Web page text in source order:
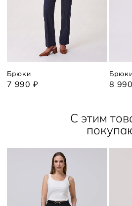
Брюки
7 990 ₽ 8
С этим